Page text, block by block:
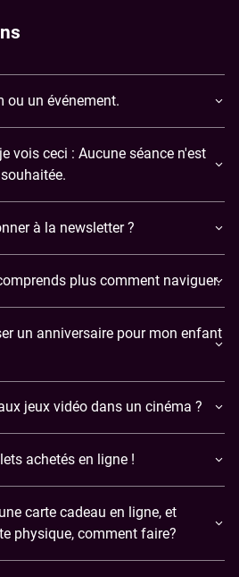
ou un événement.
vois ceci : Aucune séance n'est
à la newsletter ?
plus comment naviguer.
un anniversaire pour mon enfant
jeux vidéo dans un cinéma ?
achetés en ligne !
carte cadeau en ligne, et
physique, comment faire?